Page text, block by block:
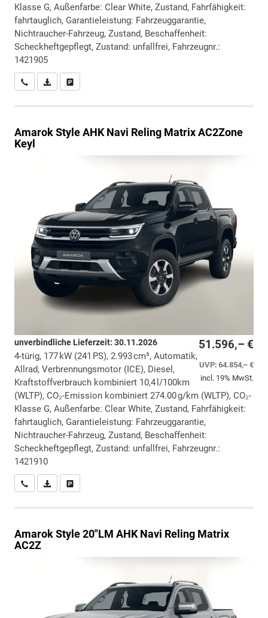
Klasse G, Außenfarbe: Clear White, Zustand, Fahrfähigkeit:
fahrtauglich, Garantieleistung: Fahrzeuggarantie,
Nichtraucher-Fahrzeug, Zustand, Beschaffenheit:
Scheckheftgepflegt, Zustand: unfallfrei, Fahrzeugnr.:
1421905
Wir rufen Sie anPDF-Datei, Fahrzeugexposé drucken
AmarokStyle AHK Navi Reling Matrix AC2Zone
Keyl
51.596,– €
UVP:64.854,– €
incl. 19% MwSt.
unverbindliche Lieferzeit: 30.11.2026
4-türig, 177 kW (241 PS), 2.993 cm³, Automatik,
Allrad, Verbrennungsmotor (ICE), Diesel,
Kraftstoffverbrauch kombiniert 10,4 l/100km
(WLTP), CO₂-Emission kombiniert 274.00 g/km (WLTP), CO₂-
Klasse G, Außenfarbe: Clear White, Zustand, Fahrfähigkeit:
fahrtauglich, Garantieleistung: Fahrzeuggarantie,
Nichtraucher-Fahrzeug, Zustand, Beschaffenheit:
Scheckheftgepflegt, Zustand: unfallfrei, Fahrzeugnr.:
1421910
Wir rufen Sie anPDF-Datei, Fahrzeugexposé drucken
AmarokStyle 20"LM AHK Navi Reling Matrix
AC2Z